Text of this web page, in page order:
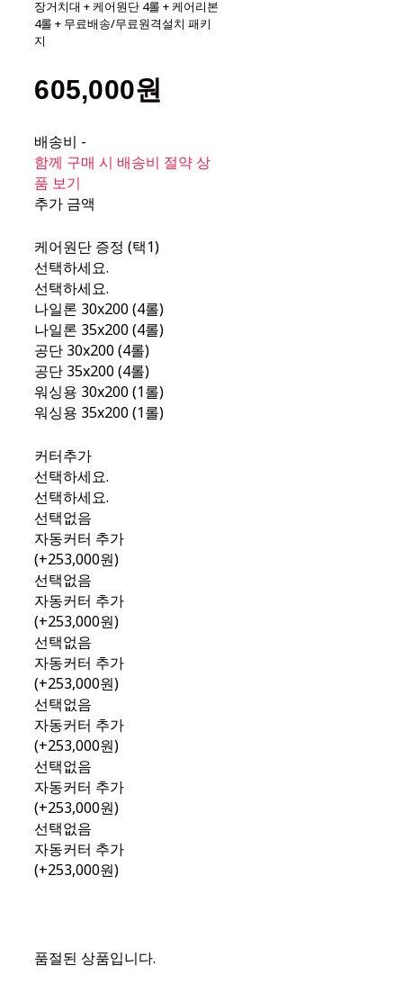
장거치대 + 케어원단 4롤 + 케어리본
4롤 + 무료배송/무료원격설치 패키
지
605,000원
배송비 -
함께 구매 시 배송비 절약 상
품 보기
추가 금액
케어원단 증정 (택1)
선택하세요.
선택하세요.
나일론 30x200 (4롤)
나일론 35x200 (4롤)
공단 30x200 (4롤)
공단 35x200 (4롤)
워싱용 30x200 (1롤)
워싱용 35x200 (1롤)
커터추가
선택하세요.
선택하세요.
선택없음
자동커터 추가
(+253,000원)
선택없음
자동커터 추가
(+253,000원)
선택없음
자동커터 추가
(+253,000원)
선택없음
자동커터 추가
(+253,000원)
선택없음
자동커터 추가
(+253,000원)
선택없음
자동커터 추가
(+253,000원)
품절된 상품입니다.